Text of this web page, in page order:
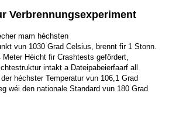
Verbrennungsexperiment
mam héchsten
vun 1030 Grad Celsius, brennt fir 1 Stonn.
Meter Héicht fir Crashtests gefördert,
intakt a Dateipabeierfaarf all
héchster Temperatur vun 106,1 Grad
wéi den nationale Standard vun 180 Grad